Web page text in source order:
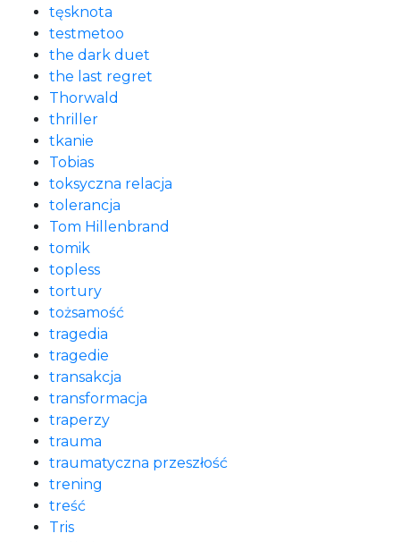
tęsknota
testmetoo
the dark duet
the last regret
Thorwald
thriller
tkanie
Tobias
toksyczna relacja
tolerancja
Tom Hillenbrand
tomik
topless
tortury
tożsamość
tragedia
tragedie
transakcja
transformacja
traperzy
trauma
traumatyczna przeszłość
trening
treść
Tris